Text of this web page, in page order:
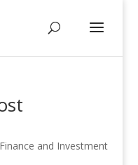
Finance and Investment